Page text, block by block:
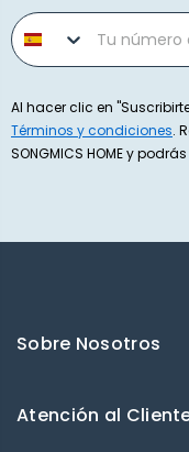
Phone number
Al hacer clic en
Términos y condiciones.
SONGMICS HOME y
Sobre Nosotros
Atención al